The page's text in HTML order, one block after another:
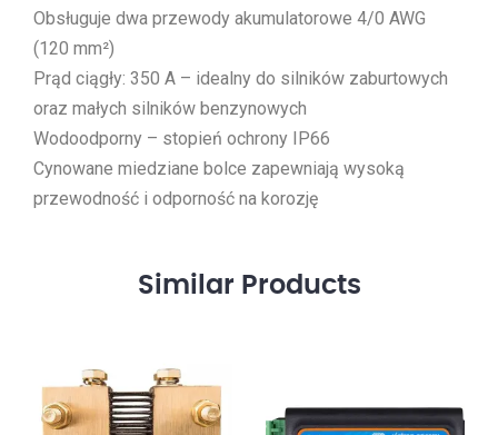
Obsługuje dwa przewody akumulatorowe 4/0 AWG
(120 mm²)
Prąd ciągły: 350 A – idealny do silników zaburtowych
oraz małych silników benzynowych
Wodoodporny – stopień ochrony IP66
Cynowane miedziane bolce zapewniają wysoką
przewodność i odporność na korozję
Similar Products